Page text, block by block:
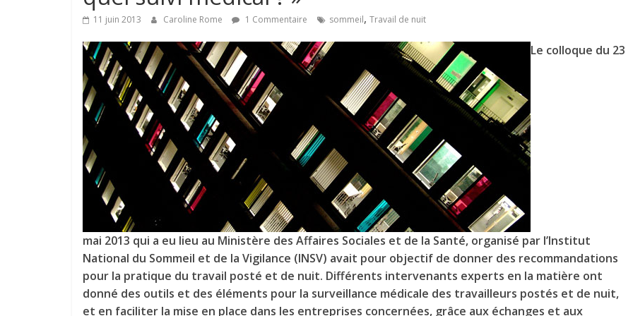
11 juin 2013 Caroline Rome 1 Commentaire sommeil, Travail de nuit
Le colloque du 23
mai 2013 qui a eu lieu au Ministère des Affaires Sociales et de la Santé, organisé par l’Institut
National du Sommeil et de la Vigilance (INSV) avait pour objectif de donner des recommandations
pour la pratique du travail posté et de nuit. Différents intervenants experts en la matière ont
donné des outils et des éléments pour la surveillance médicale des travailleurs postés et de nuit,
et en faciliter la mise en place dans les entreprises concernées, grâce aux échanges et aux